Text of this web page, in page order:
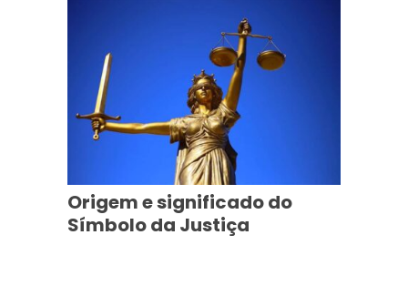
Origem e significado do
Símbolo da Justiça